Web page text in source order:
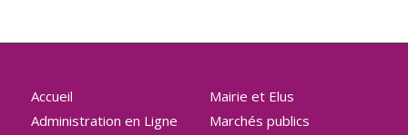
Accueil
Administration en Ligne
Mairie et Elus
Marchés publics